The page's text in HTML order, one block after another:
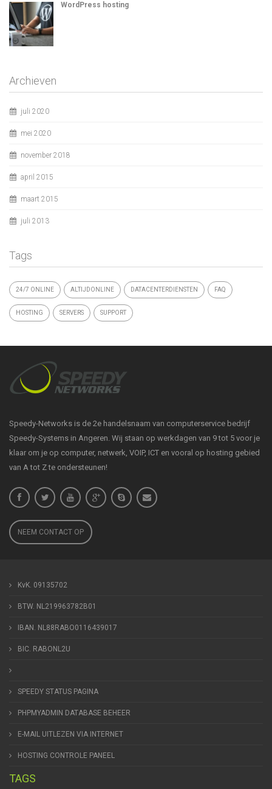
WordPress hosting
Archieven
juli 2020
mei 2020
november 2018
april 2015
maart 2015
juli 2013
Tags
24/7 ONLINE ALTIJDONLINE DATACENTERDIENSTEN FAQ
HOSTING SERVERS SUPPORT
Speedy-Networks is de 2e handelsnaam van computerservice bedrijf
Speedy-Systems in Angeren. Wij staan op werkdagen van 9 tot 5 voor je
klaar om je op computer, netwerk, VOIP, ICT en vooral op hosting gebied
van A tot Z te ondersteunen!
NEEM CONTACT OP
KvK. 09135702
BTW. NL219963782B01
IBAN. NL88RABO0116439017
BIC. RABONL2U
SPEEDY STATUS PAGINA
PHPMYADMIN DATABASE BEHEER
E-MAIL UITLEZEN VIA INTERNET
HOSTING CONTROLE PANEEL
TAGS